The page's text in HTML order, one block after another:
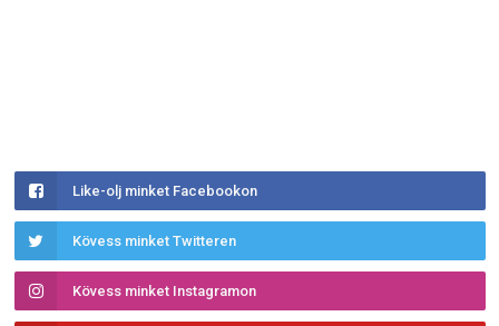
Like-olj minket Facebookon
Kövess minket Twitteren
Kövess minket Instagramon